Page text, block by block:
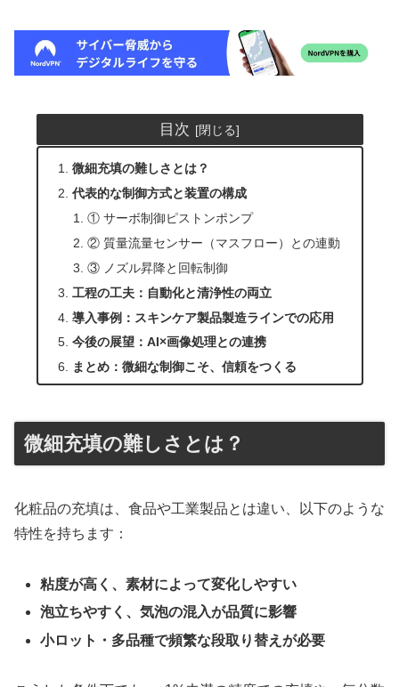
目次
微細充填の難しさとは？
代表的な制御方式と装置の構成
① サーボ制御ピストンポンプ
② 質量流量センサー（マスフロー）との連動
③ ノズル昇降と回転制御
工程の工夫：自動化と清浄性の両立
導入事例：スキンケア製品製造ラインでの応用
今後の展望：AI×画像処理との連携
まとめ：微細な制御こそ、信頼をつくる
微細充填の難しさとは？
化粧品の充填は、食品や工業製品とは違い、以下のような
特性を持ちます：
粘度が高く、素材によって変化しやすい
泡立ちやすく、気泡の混入が品質に影響
小ロット・多品種で頻繁な段取り替えが必要